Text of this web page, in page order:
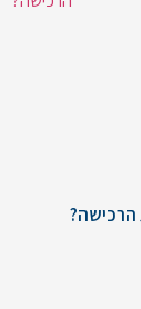
הרכישה?